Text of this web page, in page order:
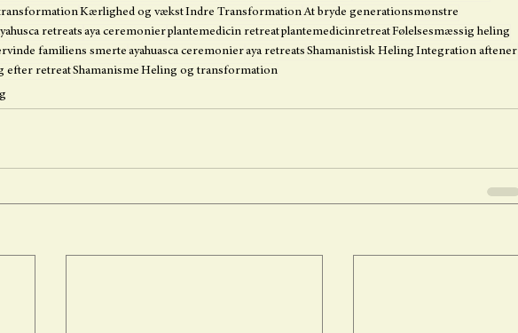
Kærlighed og vækstIndre TransformationAt bryde generationsmønstre
retreats aya ceremonierplantemedicin retreatplantemedicinretreatFølelsesmæssig heling
familiens smerte ayahuasca ceremonieraya retreats Shamanistisk Heling Integration aftener
efter retreatShamanisme Heling og transformation